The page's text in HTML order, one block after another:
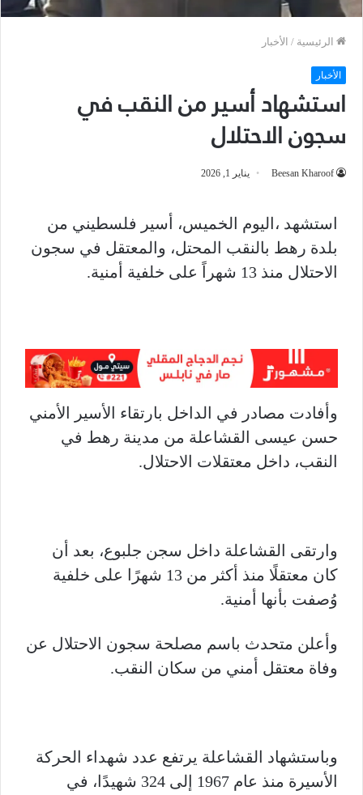
الرئيسية / الأخبار
الأخبار
استشهاد أسير من النقب في
سجون الاحتلال
Beesan Kharoof يناير 1, 2026
استشهد ،اليوم الخميس، أسير فلسطيني من
بلدة رهط بالنقب المحتل، والمعتقل في سجون
الاحتلال منذ 13 شهراً على خلفية أمنية.
وأفادت مصادر في الداخل بارتقاء الأسير الأمني
حسن عيسى القشاعلة من مدينة رهط في
النقب، داخل معتقلات الاحتلال.
وارتقى القشاعلة داخل سجن جلبوع، بعد أن
كان معتقلًا منذ أكثر من 13 شهرًا على خلفية
وُصفت بأنها أمنية.
وأعلن متحدث باسم مصلحة سجون الاحتلال عن
وفاة معتقل أمني من سكان النقب.
وباستشهاد القشاعلة يرتفع عدد شهداء الحركة
الأسيرة منذ عام 1967 إلى 324 شهيدًا، في